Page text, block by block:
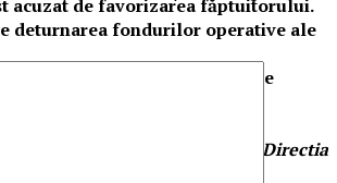
acuzat de favorizarea făptuitorului.
deturnarea fondurilor operative ale
scos 10.000 de lei din fondurile
Dumitrache este ofiter la SRI, Directia